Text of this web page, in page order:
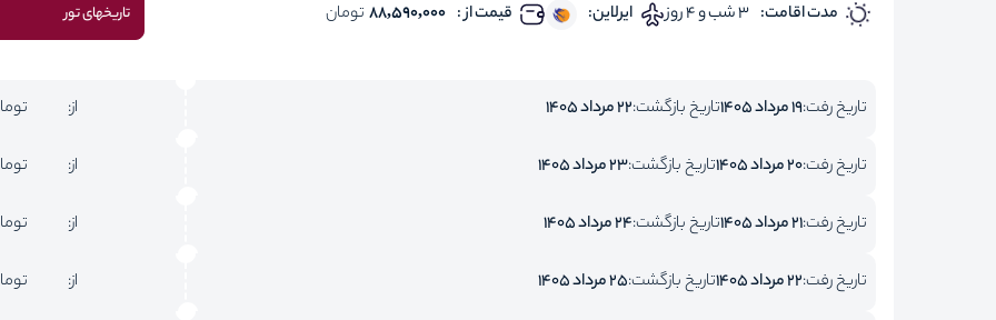
مدت اقامت: 3 شب و 4 روز ایرلاین: قیمت از : 88,590,000 تومان تاریخهای تور
تاریخ رفت:19 مرداد 1405 تاریخ بازگشت:22 مرداد 1405 از:
تاریخ رفت:20 مرداد 1405 تاریخ بازگشت:23 مرداد 1405 از:
تاریخ رفت:21 مرداد 1405 تاریخ بازگشت:24 مرداد 1405 از:
تاریخ رفت:22 مرداد 1405 تاریخ بازگشت:25 مرداد 1405 از: